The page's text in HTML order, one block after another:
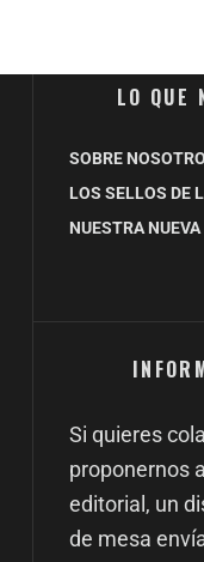
LO QUE
SOBRE
LOS SELLOS DE
NUESTRA
Si quieres
proponernos
editorial, un
de mesa